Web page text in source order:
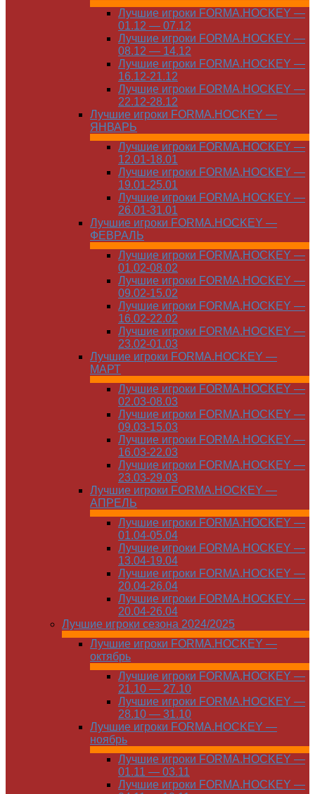
Лучшие игроки FORMA.HOCKEY —
01.12 — 07.12
Лучшие игроки FORMA.HOCKEY —
08.12 — 14.12
Лучшие игроки FORMA.HOCKEY —
16.12-21.12
Лучшие игроки FORMA.HOCKEY —
22.12-28.12
Лучшие игроки FORMA.HOCKEY —
ЯНВАРЬ
Лучшие игроки FORMA.HOCKEY —
12.01-18.01
Лучшие игроки FORMA.HOCKEY —
19.01-25.01
Лучшие игроки FORMA.HOCKEY —
26.01-31.01
Лучшие игроки FORMA.HOCKEY —
ФЕВРАЛЬ
Лучшие игроки FORMA.HOCKEY —
01.02-08.02
Лучшие игроки FORMA.HOCKEY —
09.02-15.02
Лучшие игроки FORMA.HOCKEY —
16.02-22.02
Лучшие игроки FORMA.HOCKEY —
23.02-01.03
Лучшие игроки FORMA.HOCKEY —
МАРТ
Лучшие игроки FORMA.HOCKEY —
02.03-08.03
Лучшие игроки FORMA.HOCKEY —
09.03-15.03
Лучшие игроки FORMA.HOCKEY —
16.03-22.03
Лучшие игроки FORMA.HOCKEY —
23.03-29.03
Лучшие игроки FORMA.HOCKEY —
АПРЕЛЬ
Лучшие игроки FORMA.HOCKEY —
01.04-05.04
Лучшие игроки FORMA.HOCKEY —
13.04-19.04
Лучшие игроки FORMA.HOCKEY —
20.04-26.04
Лучшие игроки FORMA.HOCKEY —
20.04-26.04
Лучшие игроки сезона 2024/2025
Лучшие игроки FORMA.HOCKEY —
октябрь
Лучшие игроки FORMA.HOCKEY —
21.10 — 27.10
Лучшие игроки FORMA.HOCKEY —
28.10 — 31.10
Лучшие игроки FORMA.HOCKEY —
ноябрь
Лучшие игроки FORMA.HOCKEY —
01.11 — 03.11
Лучшие игроки FORMA.HOCKEY —